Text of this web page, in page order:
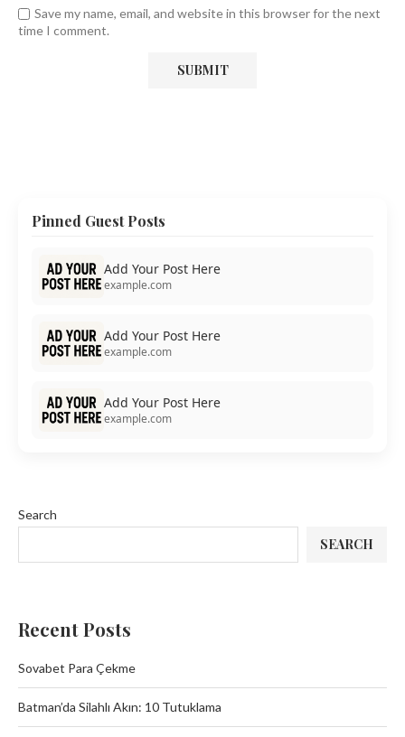
Save my name, email, and website in this browser for the next
time I comment.
Pinned Guest Posts
Add Your Post Here
example.com
Add Your Post Here
example.com
Add Your Post Here
example.com
Search
SEARCH
Recent Posts
Sovabet Para Çekme
Batman’da Silahlı Akın: 10 Tutuklama